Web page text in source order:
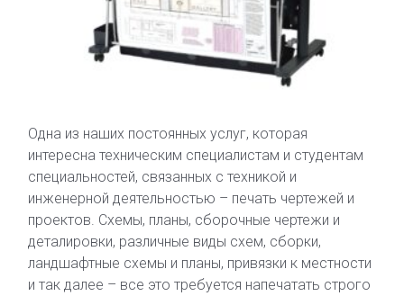
Одна из наших постоянных услуг, которая
интересна техническим специалистам и студентам
специальностей, связанных с техникой и
инженерной деятельностью – печать чертежей и
проектов. Схемы, планы, сборочные чертежи и
деталировки, различные виды схем, сборки,
ландшафтные схемы и планы, привязки к местности
и так далее – все это требуется напечатать строго